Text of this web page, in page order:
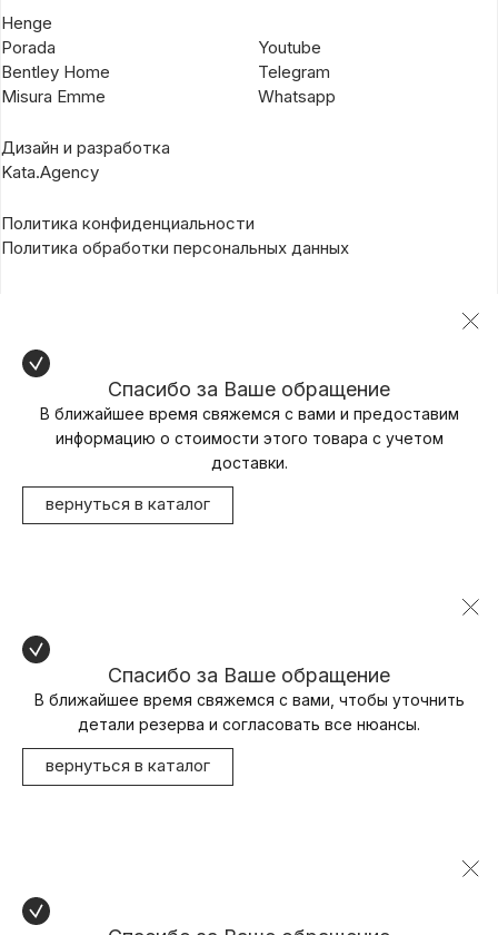
Henge
Porada
Bentley Home
Misura Emme
Youtube
Telegram
Whatsapp
Дизайн и разработка
Kata.Agency
Политика конфиденциальности
Политика обработки персональных данных
Спасибо за Ваше обращение
В ближайшее время свяжемся с вами и предоставим
информацию о стоимости этого товара с учетом
доставки.
вернуться в каталог
Спасибо за Ваше обращение
В ближайшее время свяжемся с вами, чтобы уточнить
детали резерва и согласовать все нюансы.
вернуться в каталог